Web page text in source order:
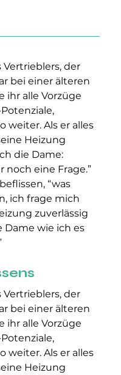
der
bei einer älteren
ihr alle Vorzüge
weiter. Als er alles
Heizung
die Dame:
noch eine Frage.”
“was
ich frage mich
zuverlässig
Dame wie ich es
der
bei einer älteren
ihr alle Vorzüge
weiter. Als er alles
Heizung